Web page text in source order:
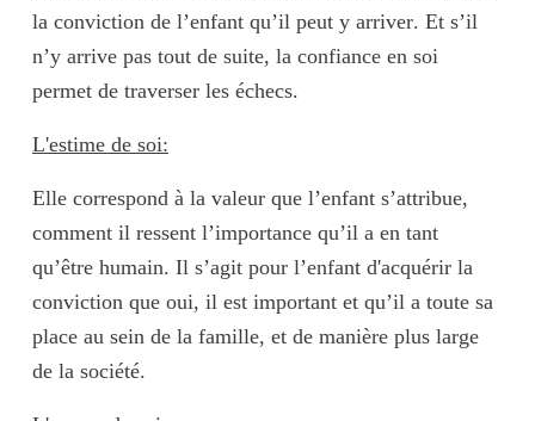
la conviction de l’enfant qu’il peut y arriver. Et s’il
n’y arrive pas tout de suite, la confiance en soi
permet de traverser les échecs.
L'estime de soi:
Elle correspond à la valeur que l’enfant s’attribue,
comment il ressent l’importance qu’il a en tant
qu’être humain. Il s’agit pour l’enfant d'acquérir la
conviction que oui, il est important et qu’il a toute sa
place au sein de la famille, et de manière plus large
de la société.